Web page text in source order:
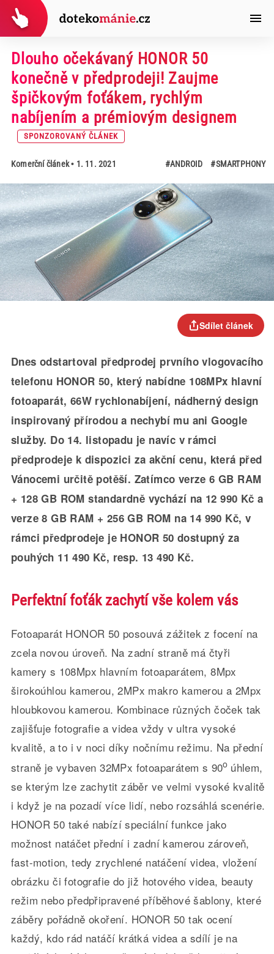
Dlouho očekávaný HONOR 50
konečně v předprodeji! Zaujme
špičkovým foťákem, rychlým
nabíjením a prémiovým designem
SPONZOROVANÝ ČLÁNEK
Komerční článek• 1. 11. 2021 #ANDROID #SMARTPHONY
Sdílet článek
Dnes odstartoval předprodej prvního vlogovacího
telefonu HONOR 50, který nabídne 108MPx hlavní
fotoaparát, 66W rychlonabíjení, nádhernýdesign
inspirovaný přírodou a nechybí mu ani Google
služby. Do 14. listopadu je navíc v rámci
předprodeje k dispozici za akční cenu, která před
Vánocemi určitě potěší. Zatímco verze 6 GB RAM
+ 128 GB ROM standardně vychází na 12 990 Kč a
verze 8 GB RAM + 256 GB ROM na 14 990 Kč, v
rámci předprodeje je HONOR 50 dostupný za
pouhých 11 490 Kč, resp. 13 490 Kč.
Perfektní foťák zachytí vše kolem vás
Fotoaparát HONOR 50 posouvá zážitek z focení na
zcela novou úroveň. Na zadní straně má čtyři
kamery s 108Mpx hlavním fotoaparátem, 8Mpx
širokoúhlou kamerou, 2MPx makro kamerou a 2Mpx
hloubkovou kamerou. Kombinace různých čoček tak
zajišťuje fotografie a videa vždy v ultra vysoké
kvalitě, a to i v noci díky nočnímu režimu. Na přední
straně je vybaven 32MPx fotoaparátem s 90o úhlem,
se kterým lze zachytit záběr ve velmi vysoké kvalitě
i když je na pozadí více lidí, nebo rozsáhlá scenérie.
HONOR 50 také nabízí speciální funkce jako
možnost natáčet přední i zadní kamerou zároveň,
fast-motion, tedy zrychlené natáčení videa, vložení
obrázku či fotografie do již hotového videa, beauty
režim nebo předpřipravené příběhové šablony, které
záběry pořádně okoření. HONOR 50 tak ocení
každý, kdo rád natáčí krátká videa a sdílí je na